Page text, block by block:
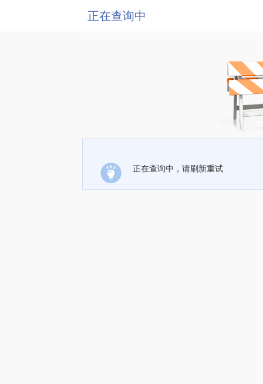
正在查询中
正在查询中，请刷新重试